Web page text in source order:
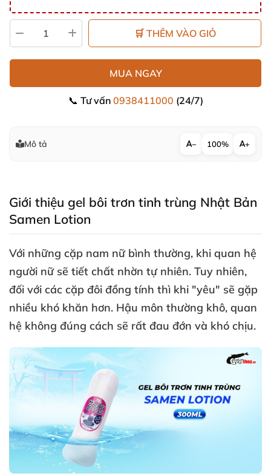
🛒 THÊM VÀO GIỎ
MUA NGAY
📞 Tư vấn 0938411000 (24/7)
Mô tả − 100% +
Giới thiệu gel bôi trơn tinh trùng Nhật Bản
Samen Lotion
Với những cặp nam nữ bình thường, khi quan hệ
người nữ sẽ tiết chất nhờn tự nhiên. Tuy nhiên,
đối với các cặp đôi đồng tính thì khi "yêu" sẽ gặp
nhiều khó khăn hơn. Hậu môn thường khô, quan
hệ không đúng cách sẽ rất đau đớn và khó chịu.